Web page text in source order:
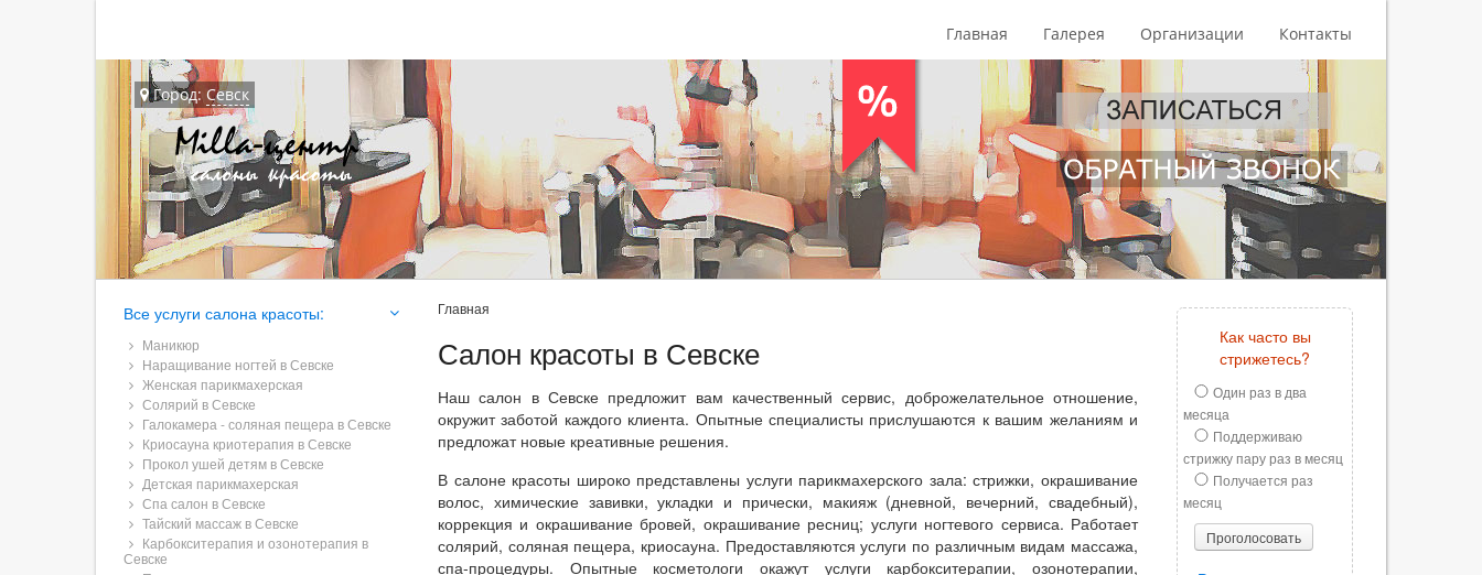
Главная Галерея Организации Контакты
Город:Севск
Главная
Салон красоты в Севске
Наш салон в Севске предложит вам качественный сервис, доброжелательное отношение,
окружит заботой каждого клиента. Опытные специалисты прислушаются к вашим желаниям и
предложат новые креативные решения.
В салоне красоты широко представлены услуги парикмахерского зала: стрижки, окрашивание
волос, химические завивки, укладки и прически, макияж (дневной, вечерний, свадебный),
коррекция и окрашивание бровей, окрашивание ресниц; услуги ногтевого сервиса. Работает
солярий, соляная пещера, криосауна. Предоставляются услуги по различным видам массажа,
спа-процедуры. Опытные косметологи окажут услуги карбокситерапии, озонотерапии,
Все услуги салона красоты:
Маникюр
Наращивание ногтей в Севске
Женская парикмахерская
Солярий в Севске
Галокамера - соляная пещера в Севске
Криосауна криотерапия в Севске
Прокол ушей детям в Севске
Детская парикмахерская
Спа салон в Севске
Тайский массаж в Севске
Карбокситерапия и озонотерапия в
Севске
Как часто вы
стрижетесь?
Один раз в два
месяца
Поддерживаю
стрижку пару раз в месяц
Получается раз
месяц
Проголосовать